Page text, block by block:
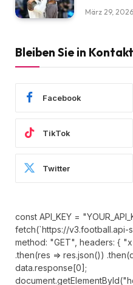
März 29, 2026
Bleiben Sie in Kontakt
Facebook
TikTok
Twitter
const API_KEY =
fetch(`https://v3.football.api-
method: "GET", headers: {
.then(res => res.json())
data.response[0];